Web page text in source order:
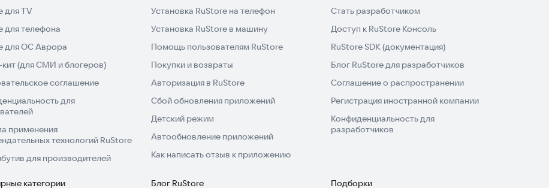
для TV
для телефона
для ОС Аврора
(для СМИ и блогеров)
соглашение
для
применения
технологий RuStore
для производителей
Установка RuStore на телефон
Установка RuStore в машину
Помощь пользователям RuStore
Покупки и возвраты
Авторизация в RuStore
Сбой обновления приложений
Детский режим
Автообновление приложений
Как написать отзыв к приложению
Стать разработчиком
Доступ к RuStore Консоль
RuStore SDK (документация)
Блог RuStore для разработчиков
Соглашение о распространении
Регистрация иностранной компании
Конфиденциальность для
разработчиков
категории Блог RuStore Подборки